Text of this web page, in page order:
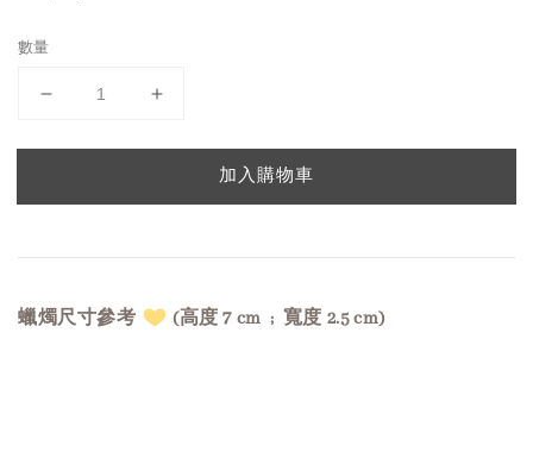
數量
加入購物車
蠟燭尺寸參考 (高度 7 cm ; 寬度 2.5 cm)